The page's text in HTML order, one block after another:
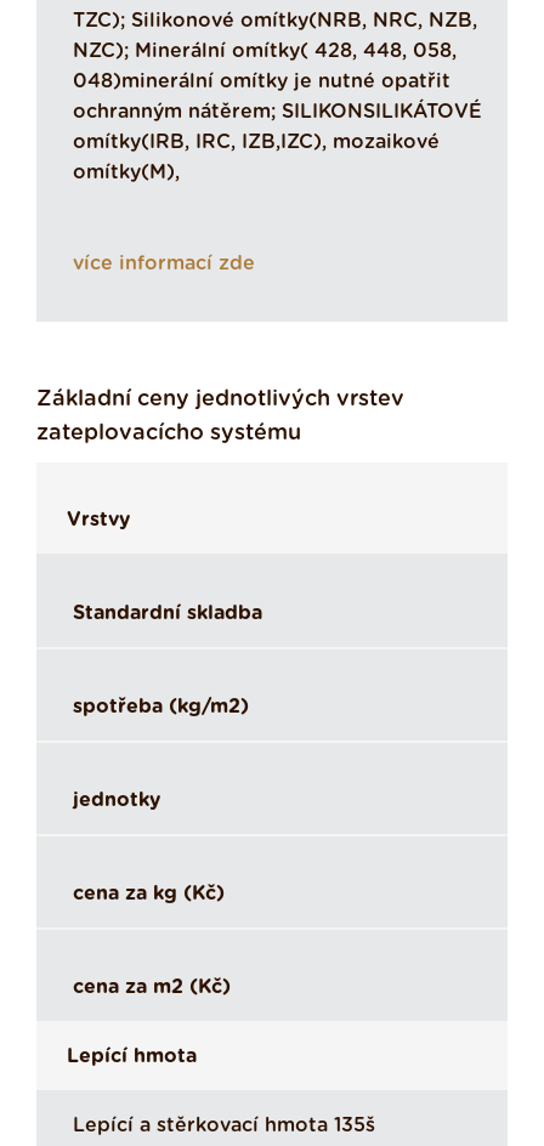
TZC); Silikonové omítky(NRB, NRC, NZB,
NZC); Minerální omítky( 428, 448, 058,
048)minerální omítky je nutné opatřit
ochranným nátěrem; SILIKONSILIKÁTOVÉ
omítky(IRB, IRC, IZB,IZC), mozaikové
omítky(M),
více informací zde
Základní ceny jednotlivých vrstev
zateplovacícho systému
Vrstvy
Standardní skladba
spotřeba (kg/m2)
jednotky
cena za kg (Kč)
cena za m2 (Kč)
Lepící hmota
Lepící a stěrkovací hmota 135š